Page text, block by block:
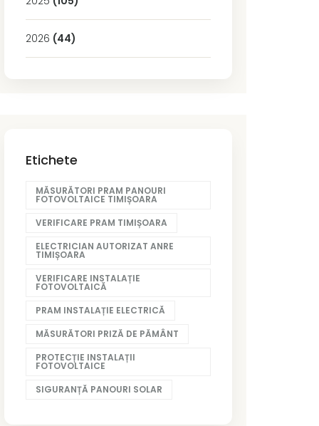
2026 (44)
Etichete
MĂSURĂTORI PRAM PANOURI
FOTOVOLTAICE TIMIȘOARA
VERIFICARE PRAM TIMIȘOARA
ELECTRICIAN AUTORIZAT ANRE
TIMIȘOARA
VERIFICARE INSTALAȚIE
FOTOVOLTAICĂ
PRAM INSTALAȚIE ELECTRICĂ
MĂSURĂTORI PRIZĂ DE PĂMÂNT
PROTECȚIE INSTALAȚII
FOTOVOLTAICE
SIGURANȚĂ PANOURI SOLAR